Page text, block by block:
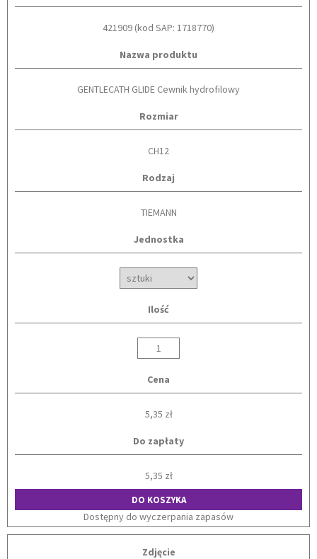
421909 (kod SAP: 1718770)
Nazwa produktu
GENTLECATH GLIDE Cewnik hydrofilowy
Rozmiar
CH12
Rodzaj
TIEMANN
Jednostka
Ilość
Cena
5,35 zł
Do zapłaty
5,35 zł
DO KOSZYKA
Dostępny do wyczerpania zapasów
Zdjęcie